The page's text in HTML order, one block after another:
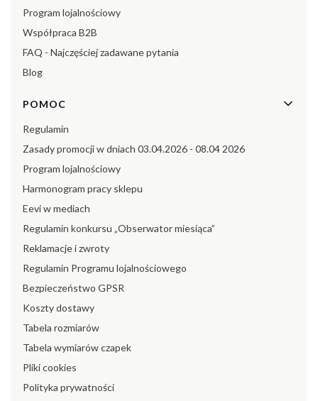
Program lojalnościowy
Współpraca B2B
FAQ - Najczęściej zadawane pytania
Blog
POMOC
Regulamin
Zasady promocji w dniach 03.04.2026 - 08.04 2026
Program lojalnościowy
Harmonogram pracy sklepu
Eevi w mediach
Regulamin konkursu „Obserwator miesiąca”
Reklamacje i zwroty
Regulamin Programu lojalnościowego
Bezpieczeństwo GPSR
Koszty dostawy
Tabela rozmiarów
Tabela wymiarów czapek
Pliki cookies
Polityka prywatności